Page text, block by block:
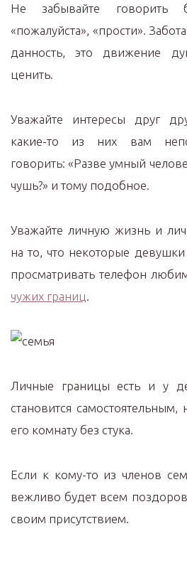
Не забывайте говорить
«пожалуйста», «прости».
данность, это движение
ценить.
Уважайте интересы друг
какие-то из них вам
говорить: «Разве умный
чушь?» и тому подобное.
Уважайте личную жизнь и
на то, что некоторые
просматривать телефон
чужих границ
Личные границы есть и у
становится самостоятельным,
его комнату без стука.
Если к кому-то из членов
вежливо будет всем
своим присутствием.